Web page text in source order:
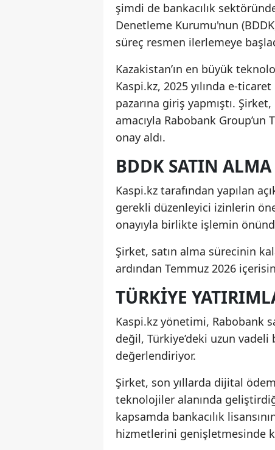
şimdi de bankacılık
Denetleme Kurumu'nun
süreç resmen ilerlemeye
Kazakistan’ın en büyük
Kaspi.kz, 2025 yılında e-
pazarına giriş yapmıştı.
amacıyla Rabobank
onay aldı.
BDDK SATIN
Kaspi.kz tarafından yapılan
gerekli düzenleyici izinlerin
onayıyla birlikte işlemin
Şirket, satın alma sürecinin
ardından Temmuz 2026
TÜRKIYE
Kaspi.kz yönetimi, Rabobank
değil, Türkiye’deki uzun
değerlendiriyor.
Şirket, son yıllarda dijital
teknolojiler alanında
kapsamda bankacılık
hizmetlerini genişletmesinde